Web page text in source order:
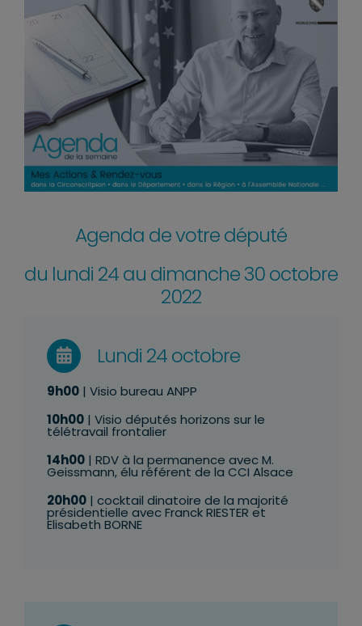
Agenda de votre député
du lundi 24 au dimanche 30 octobre
2022
Lundi 24 octobre
9h00| Visio bureau ANPP
10h00| Visio députés horizons sur le
télétravail frontalier
14h00| RDV à la permanence avec M.
Geissmann, élu référent de la CCI Alsace
20h00| cocktail dinatoire de la majorité
présidentielle avec Franck RIESTER et
Elisabeth BORNE